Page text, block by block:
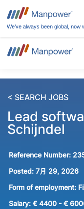
We’ve always been global, now
< SEARCH JOBS
Lead
Schijndel
Reference Number:
Posted: 7月 29, 2026
Form of employment:
Salary: € 4400 - €